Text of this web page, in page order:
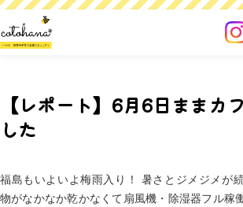
【レポート】6月6日ままカ
した
福島もいよいよ梅雨入り！ 暑さとジメジメが
物がなかなか乾かなくて扇風機・除湿器フル稼